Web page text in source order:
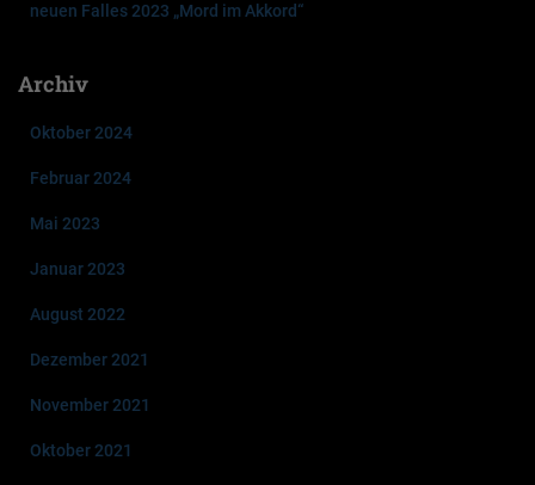
neuen Falles 2023 „Mord im Akkord“
Archiv
Oktober 2024
Februar 2024
Mai 2023
Januar 2023
August 2022
Dezember 2021
November 2021
Oktober 2021